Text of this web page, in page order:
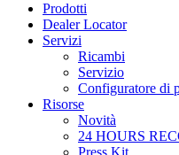
Prodotti
Dealer Locator
Servizi
Ricambi
Servizio
Configuratore di
Risorse
Novità
24 HOURS
Press Kit